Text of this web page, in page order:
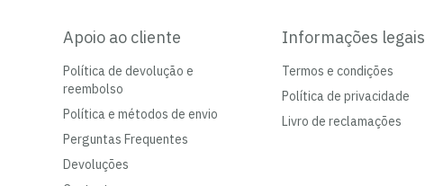
Apoio ao cliente
Política de devolução e
reembolso
Política e métodos de envio
Perguntas Frequentes
Devoluções
Informações legais
Termos e condições
Política de privacidade
Livro de reclamações